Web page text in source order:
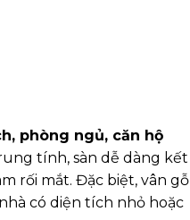
phòng ngủ, căn hộ
tính, sàn dễ dàng kết
rối mắt. Đặc biệt, vân gỗ
có diện tích nhỏ hoặc